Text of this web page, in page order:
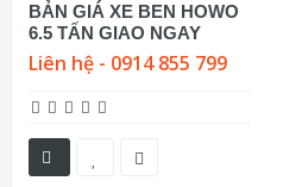
BẢN GIÁ XE BEN HOWO
6.5 TẤN GIAO NGAY
Liên hệ - 0914 855 799